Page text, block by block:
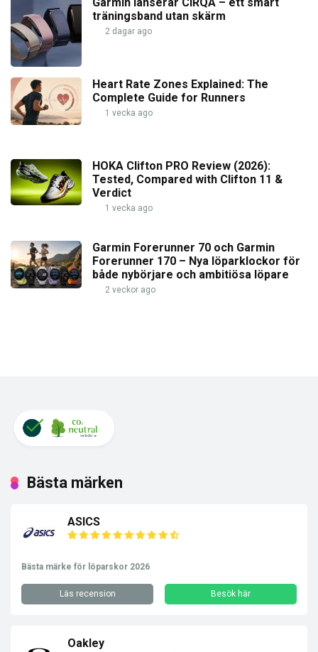
träningsband utan skärm
2 dagar ago
Heart Rate Zones Explained: The
Complete Guide for Runners
1 vecka ago
HOKA Clifton PRO Review (2026):
Tested, Compared with Clifton 11 &
Verdict
1 vecka ago
Garmin Forerunner 70 och Garmin
Forerunner 170 – Nya löparklockor för
både nybörjare och ambitiösa löpare
2 veckor ago
Bästa märken
ASICS
Bästa märke för löparskor 2026
Läs recension Besök här
Oakley